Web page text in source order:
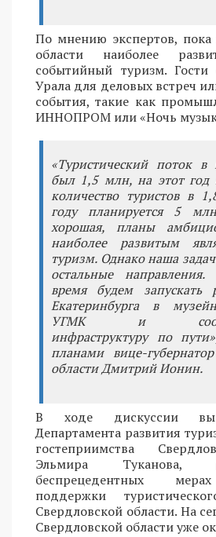
По мнению экспертов, пока
области наиболее
событийный туризм.
Урала для деловых встреч
события, такие как
ИННОПРОМ или «Ночь
«Туристический поток
был 1,5 млн, на этот
количество туристов в
году планируется 5
хорошая, планы
наиболее развитым
туризм. Однако наша
остальные
время будем запускать
Екатеринбурга в
УГМК и
инфраструктуру по
планами вице-
области Дмитрий Ионин.
В ходе дискуссии
Департамента развития
гостеприимства
Эльмира Туканова,
беспрецедентных
поддержки
Свердловской области. На
Свердловской области уже